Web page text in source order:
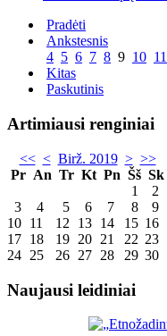
Pradėti
Ankstesnis
4 5 6 7 8 9 10 11
Kitas
Paskutinis
Artimiausi renginiai
<< < Birž. 2019 > >>
Pr An Tr Kt Pn Šš Sk
1
2
3
4 5 6 7 8
9
10 11 12 13 14 15 16
17 18 19 20 21 22 23
24 25 26 27 28 29 30
Naujausi leidiniai